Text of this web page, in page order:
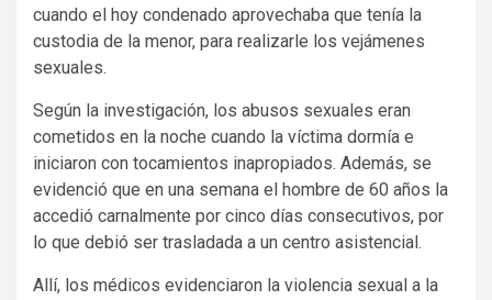
cuando el hoy condenado aprovechaba que tenía la
custodia de la menor, para realizarle los vejámenes
sexuales.
Según la investigación, los abusos sexuales eran
cometidos en la noche cuando la víctima dormía e
iniciaron con tocamientos inapropiados. Además, se
evidenció que en una semana el hombre de 60 años la
accedió carnalmente por cinco días consecutivos, por
lo que debió ser trasladada a un centro asistencial.
Allí, los médicos evidenciaron la violencia sexual a la